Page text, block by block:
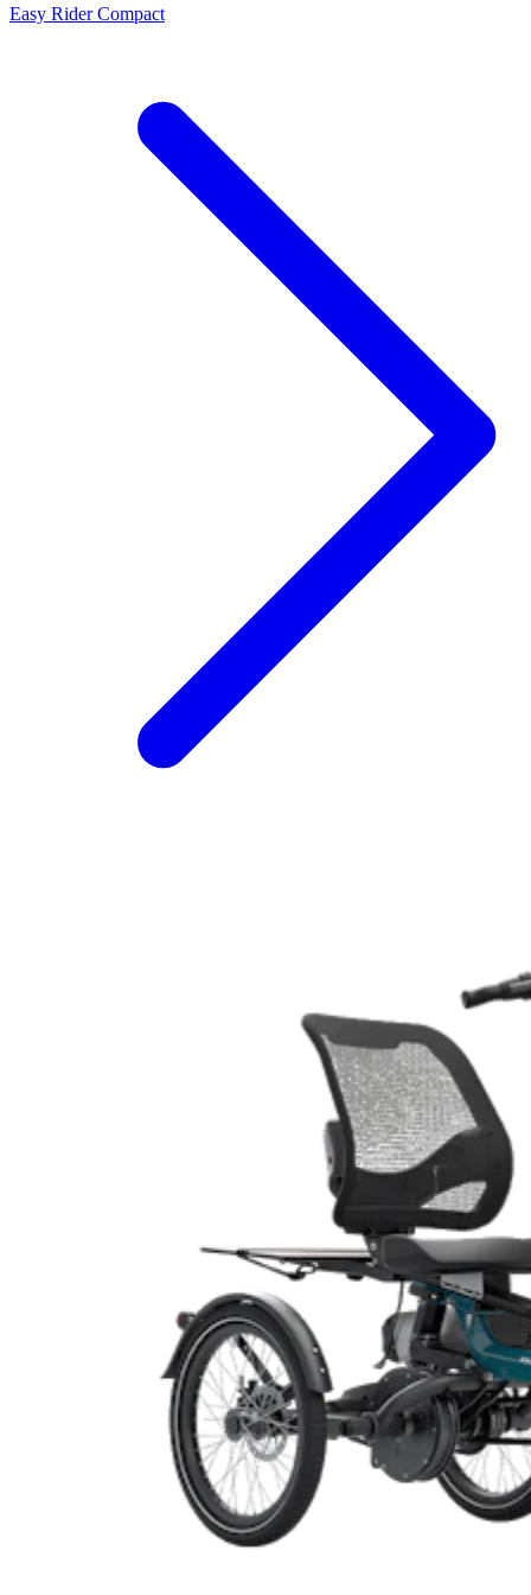
Easy Rider Compact